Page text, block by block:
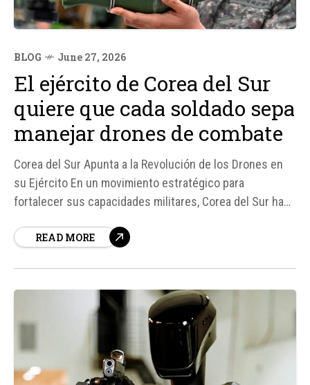
BLOG June 27, 2026
El ejército de Corea del Sur
quiere que cada soldado sepa
manejar drones de combate
Corea del Sur Apunta a la Revolución de los Drones en
su Ejército En un movimiento estratégico para
fortalecer sus capacidades militares, Corea del Sur ha
sus militares en el uso de drones de combate. Según
READ MORE